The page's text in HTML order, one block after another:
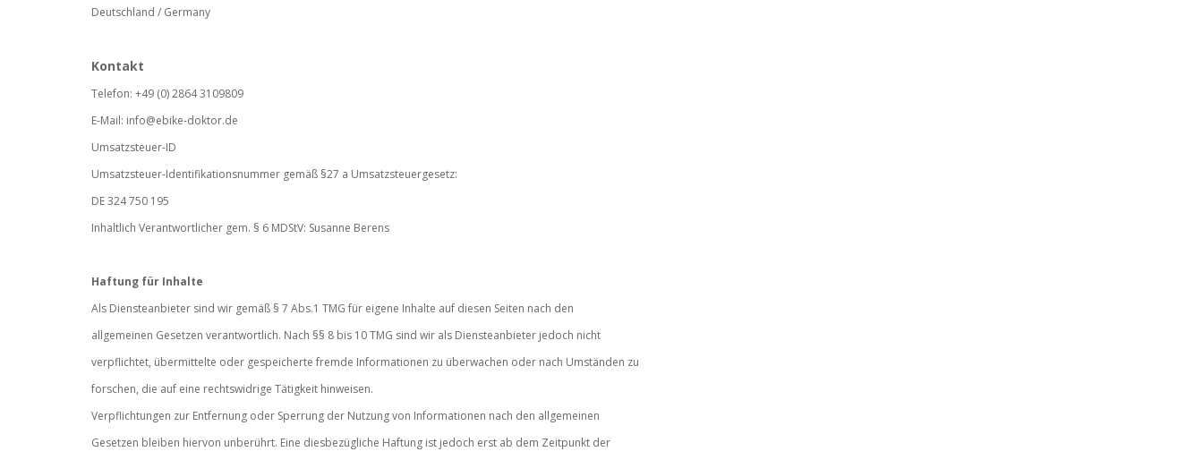
Deutschland / Germany
Kontakt
Telefon: +49 (0) 2864 3109809
E-Mail: info@ebike-doktor.de
Umsatzsteuer-ID
Umsatzsteuer-Identifikationsnummer gemäß §27 a Umsatzsteuergesetz:
DE 324 750 195
Inhaltlich Verantwortlicher gem. § 6 MDStV: Susanne Berens
Haftung für Inhalte
Als Diensteanbieter sind wir gemäß § 7 Abs.1 TMG für eigene Inhalte auf diesen Seiten nach den
allgemeinen Gesetzen verantwortlich. Nach §§ 8 bis 10 TMG sind wir als Diensteanbieter jedoch nicht
verpflichtet, übermittelte oder gespeicherte fremde Informationen zu überwachen oder nach Umständen zu
forschen, die auf eine rechtswidrige Tätigkeit hinweisen.
Verpflichtungen zur Entfernung oder Sperrung der Nutzung von Informationen nach den allgemeinen
Gesetzen bleiben hiervon unberührt. Eine diesbezügliche Haftung ist jedoch erst ab dem Zeitpunkt der